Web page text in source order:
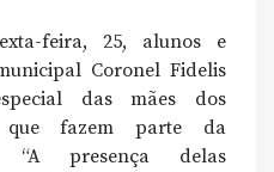
feira, 25, alunos e
Coronel Fidelis
das mães dos
que fazem parte da
“A presença delas